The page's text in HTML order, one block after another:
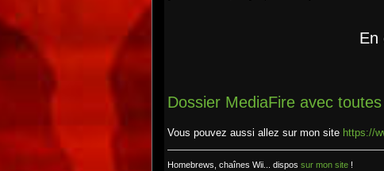
En
Dossier MediaFire avec
Vous pouvez aussi allez sur mon site https://
Homebrews, chaînes Wii... dispos sur mon site !